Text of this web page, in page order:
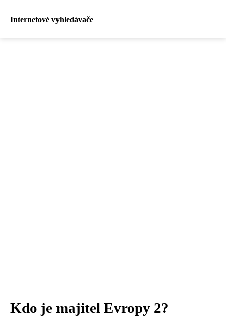
Internetové vyhledávače
Kdo je majitel Evropy 2?